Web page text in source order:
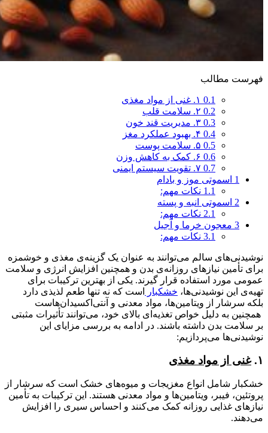
فهرست مطالب
0.1
0.2
0.3
0.4
0.5
0.6
0.7
1 اسموتی موز و بادام
1.1 نکات مهم:
2 اسموتی انبه و پسته
2.1 نکات مهم:
3 معجون خرما و آجیل
3.1 نکات مهم:
نوشیدنی‌های سالم می‌توانند به عنوان یک گزینه‌ی مغذی و خوشمزه
برای تأمین نیازهای روزانه‌ی بدن و همچنین افزایش انرژی و سلامت
عمومی مورد استفاده قرار گیرند. یکی از بهترین ترکیبات برای
تهیه‌ی این نوشیدنی‌ها، خشکبار
است که نه تنها طعم لذیذی دارد
بلکه سرشار از ویتامین‌ها، مواد معدنی و آنتی‌اکسیدان‌هاست
همچنین به دلیل خواص تغذیه‌ای بالای خود، می‌توانند تأثیرات مثبتی
بر سلامت بدن داشته باشند. در ادامه به بررسی مزایای این
نوشیدنی‌ها می‌پردازیم:
۱. غنی از مواد مغذی
خشکبار شامل انواع مغزیجات و میوه‌های خشک است که سرشار از
پروتئین، فیبر، ویتامین‌ها و مواد معدنی هستند. این ترکیبات به تأمین
نیازهای غذایی روزانه کمک می‌کنند و احساس سیری را افزایش
می‌دهند.